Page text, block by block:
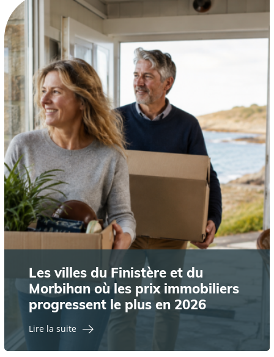
Les villes du Finistère et du
Morbihan où les prix immobiliers
progressent le plus en 2026
Lire la suite